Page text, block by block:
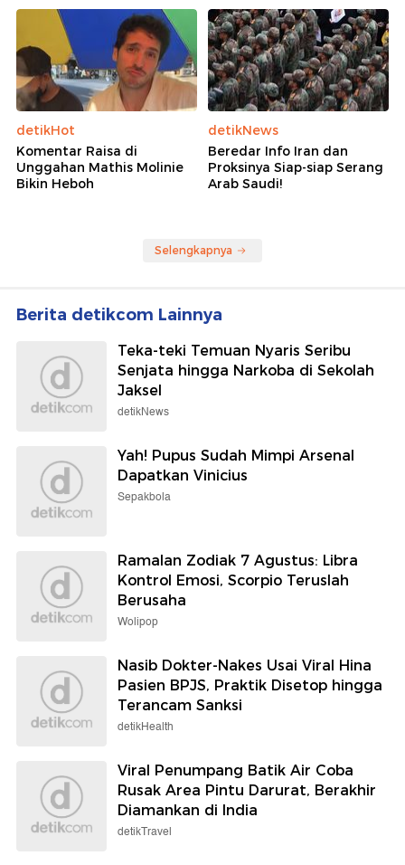
detikHot
Komentar Raisa di
Unggahan Mathis Molinie
Bikin Heboh
detikNews
Beredar Info Iran dan
Proksinya Siap-siap Serang
Arab Saudi!
Selengkapnya
Berita detikcom Lainnya
Teka-teki Temuan Nyaris Seribu
Senjata hingga Narkoba di Sekolah
Jaksel
detikNews
Yah! Pupus Sudah Mimpi Arsenal
Dapatkan Vinicius
Sepakbola
Ramalan Zodiak 7 Agustus: Libra
Kontrol Emosi, Scorpio Teruslah
Berusaha
Wolipop
Nasib Dokter-Nakes Usai Viral Hina
Pasien BPJS, Praktik Disetop hingga
Terancam Sanksi
detikHealth
Viral Penumpang Batik Air Coba
Rusak Area Pintu Darurat, Berakhir
Diamankan di India
detikTravel